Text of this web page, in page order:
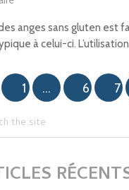
anges sans gluten est
à celui-ci.
1 … 6 7